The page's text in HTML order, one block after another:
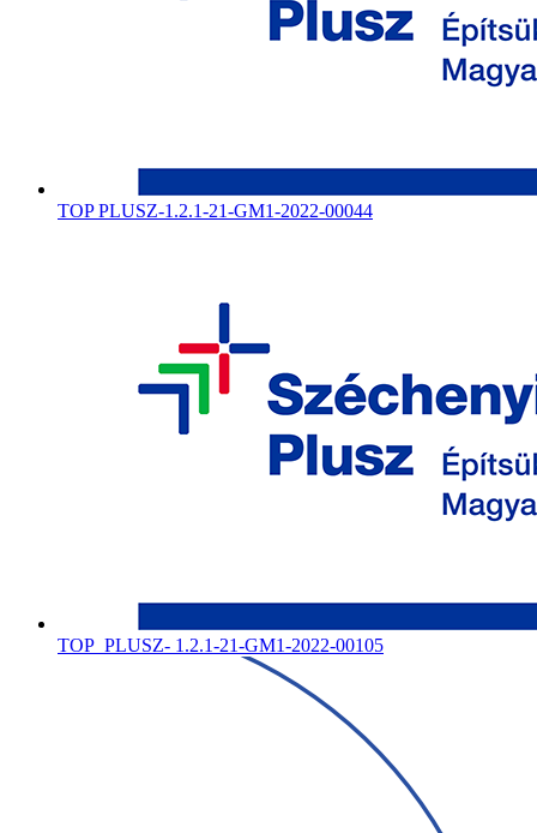
TOP PLUSZ-1.2.1-21-GM1-2022-00044
TOP_PLUSZ- 1.2.1-21-GM1-2022-00105